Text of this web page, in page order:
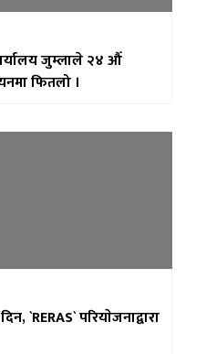
जुम्लाले २४ औँ
फितलो ।
`RERAS` परियाेजनाद्वारा